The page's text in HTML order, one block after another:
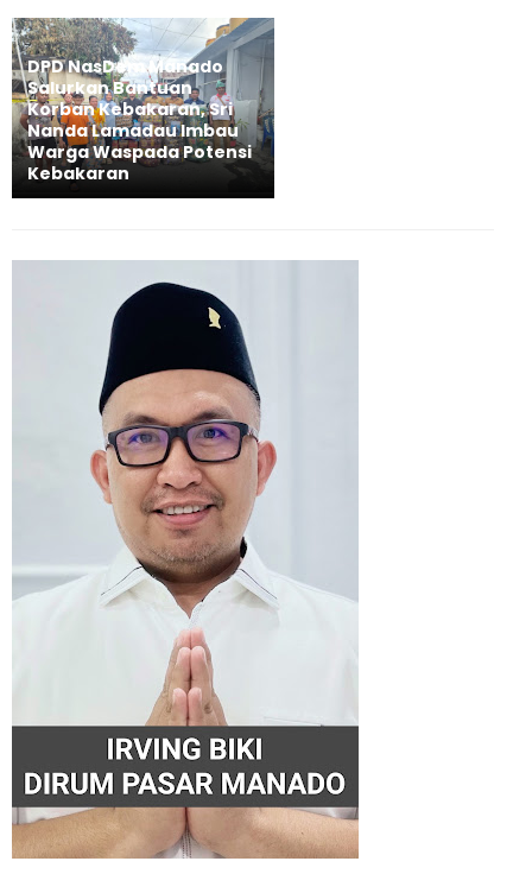
DPD NasDem Manado
Salurkan Bantuan
Korban Kebakaran, Sri
Nanda Lamadau Imbau
Warga Waspada Potensi
Kebakaran